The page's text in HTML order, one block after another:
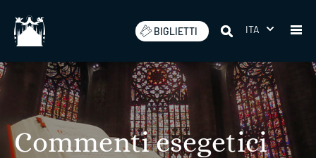
BIGLIETTI ITA
Commenti esegetici